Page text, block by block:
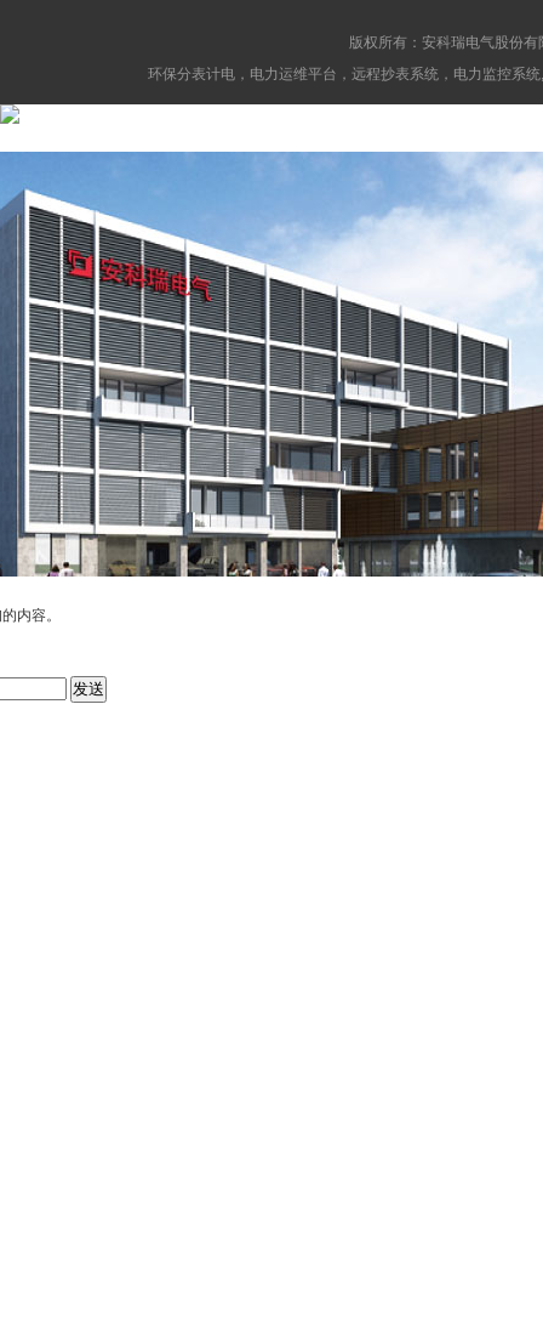
版权所有：安科瑞电气股份
环保分表计电，电力运维平台，远程抄表系统，电力监控系
内容。